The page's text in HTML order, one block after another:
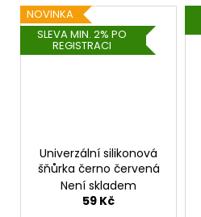
NOVINKA
SLEVA MIN. 2% PO
REGISTRACI
Univerzální silikonová
šňůrka černo červená
Není skladem
59 Kč